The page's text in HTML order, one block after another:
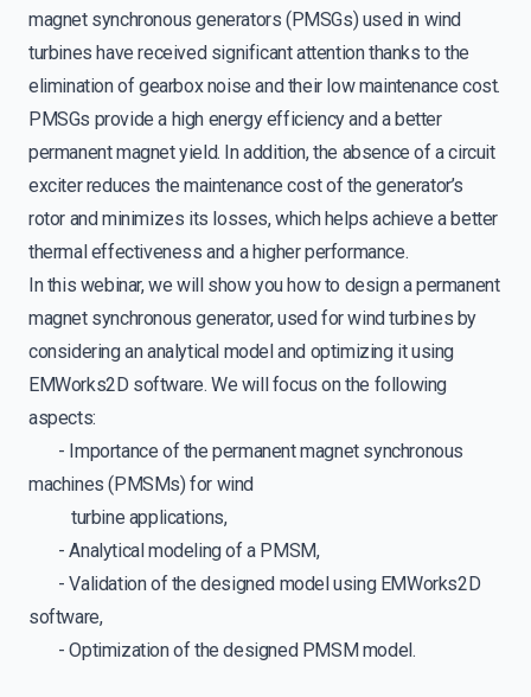
magnet synchronous generators (PMSGs) used in wind
turbines have received significant attention thanks to the
elimination of gearbox noise and their low maintenance cost.
PMSGs provide a high energy efficiency and a better
permanent magnet yield. In addition, the absence of a circuit
exciter reduces the maintenance cost of the generator’s
rotor and minimizes its losses, which helps achieve a better
thermal effectiveness and a higher performance.
In this webinar, we will show you how to design a permanent
magnet synchronous generator, used for wind turbines by
considering an analytical model and optimizing it using
EMWorks2D software. We will focus on the following
aspects:
- Importance of the permanent magnet synchronous
machines (PMSMs) for wind
turbine applications,
- Analytical modeling of a PMSM,
- Validation of the designed model using EMWorks2D
software,
- Optimization of the designed PMSM model.